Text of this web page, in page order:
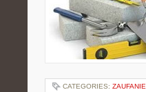
CATEGORIES: ZAUFANIE